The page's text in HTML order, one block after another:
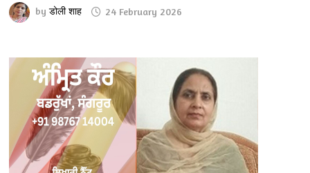
byडोली शाह 24 February 2026